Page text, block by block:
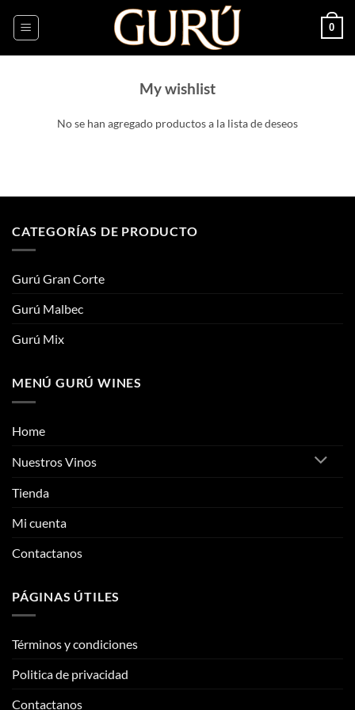
0
My wishlist
No se han agregado productos a la lista de deseos
CATEGORÍAS DE PRODUCTO
Gurú Gran Corte
Gurú Malbec
Gurú Mix
MENÚ GURÚ WINES
Home
Nuestros Vinos
Tienda
Mi cuenta
Contactanos
PÁGINAS ÚTILES
Términos y condiciones
Politica de privacidad
Contactanos